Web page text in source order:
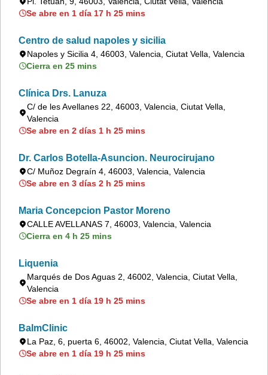
Se abre en 1 día 17 h 25 mins
Centro de salud napoles y sicilia
Napoles y Sicilia 4, 46003, Valencia, Ciutat Vella, Valencia
Cierra en 25 mins
Clínica Drs. Lanuza
C/ de les Avellanes 22, 46003, Valencia, Ciutat Vella,
Valencia
Se abre en 2 días 1 h 25 mins
Dr. Carlos Botella-Asuncion. Neurocirujano
C/ Muñoz Degraín 4, 46003, Valencia, Valencia
Se abre en 3 días 2 h 25 mins
Maria Concepcion Pastor Moreno
CALLE AVELLANAS 7, 46003, Valencia, Valencia
Cierra en 4 h 25 mins
Liquenia
Marqués de Dos Aguas 2, 46002, Valencia, Ciutat Vella,
Valencia
Se abre en 1 día 19 h 25 mins
BalmClinic
La Paz, 6, puerta 6, 46002, Valencia, Ciutat Vella, Valencia
Se abre en 1 día 19 h 25 mins